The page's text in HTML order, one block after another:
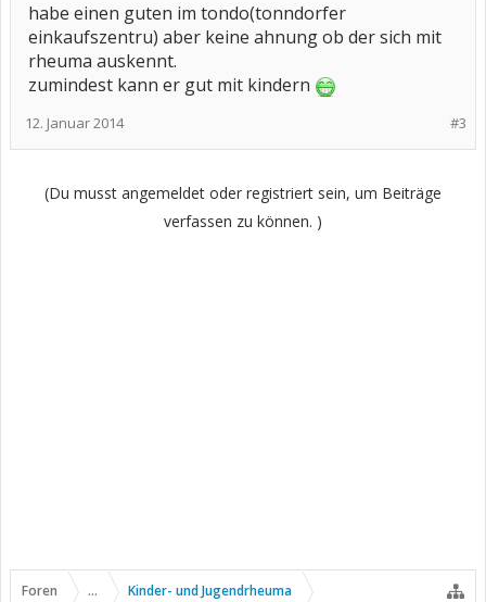
habe einen guten im tondo(tonndorfer
einkaufszentru) aber keine ahnung ob der sich mit
rheuma auskennt.
zumindest kann er gut mit kindern
#3
12. Januar 2014
(Du musst angemeldet oder registriert sein, um Beiträge
verfassen zu können. )
Foren ... Kinder- und Jugendrheuma